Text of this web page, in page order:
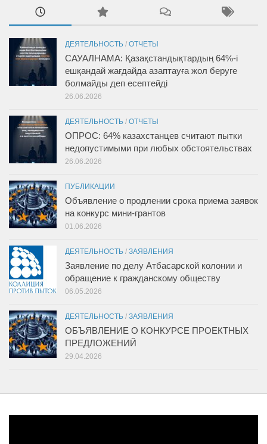
ДЕЯТЕЛЬНОСТЬ / ОТЧЕТЫ
САУАЛНАМА: Қазақстандықтардың 64%-і
ешқандай жағдайда азаптауға жол беруге
болмайды деп есептейді
26.06.2026
ДЕЯТЕЛЬНОСТЬ / ОТЧЕТЫ
ОПРОС: 64% казахстанцев считают пытки
недопустимыми при любых обстоятельствах
26.06.2026
ПУБЛИКАЦИИ
Объявление о продлении срока приема заявок
на конкурс мини-грантов
01.06.2026
ДЕЯТЕЛЬНОСТЬ / ЗАЯВЛЕНИЯ
Заявление по делу Атбасарской колонии и
обращение к гражданскому обществу
06.05.2026
ДЕЯТЕЛЬНОСТЬ / ЗАЯВЛЕНИЯ
ОБЪЯВЛЕНИЕ О КОНКУРСЕ ПРОЕКТНЫХ
ПРЕДЛОЖЕНИЙ
29.04.2026